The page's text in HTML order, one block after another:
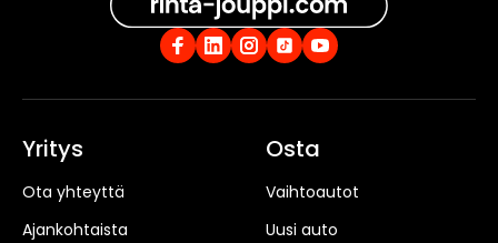
Yritys
Ota yhteyttä
Ajankohtaista
Osta
Vaihtoautot
Uusi auto